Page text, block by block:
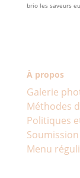
brio les saveurs
À propos
Galerie
Méthodes
Politiques
Soumission
Menu